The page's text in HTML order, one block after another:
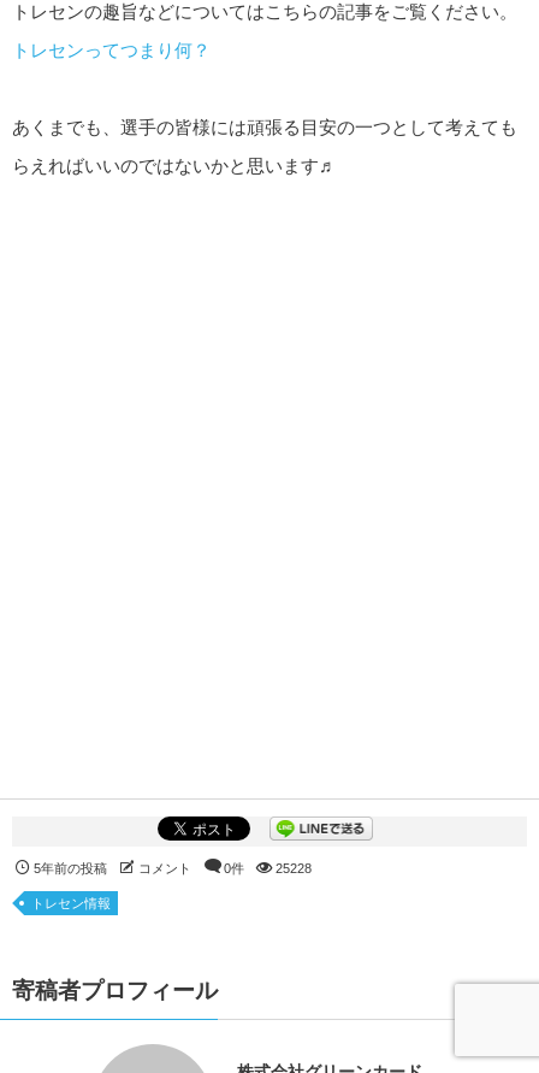
トレセンの趣旨などについてはこちらの記事をご覧ください。
トレセンってつまり何？
あくまでも、選手の皆様には頑張る目安の一つとして考えても
らえればいいのではないかと思います♬
5年前の投稿 コメント 0件 25228
トレセン情報
寄稿者プロフィール